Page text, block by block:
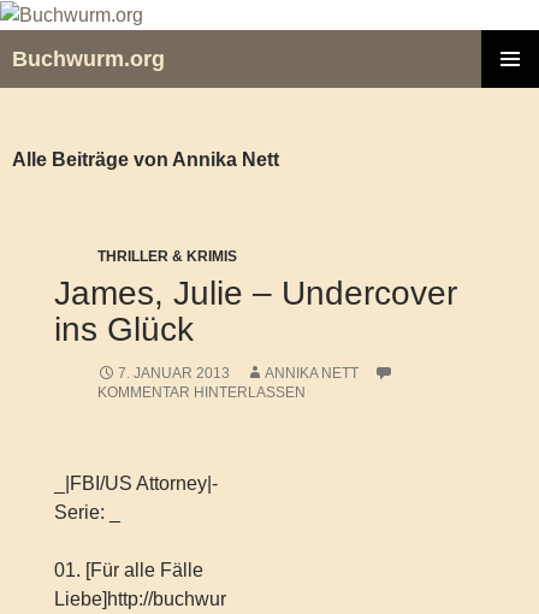
Zum
springen
Buchwurm.org
Alle Beiträge von Annika Nett
THRILLER & KRIMIS
James, Julie – Undercover
ins Glück
7. JANUAR 2013
ANNIKA NETT
KOMMENTAR HINTERLASSEN
_|FBI/US Attorney|-
Serie: _
01. [Für alle Fälle
Liebe]http://buchwur